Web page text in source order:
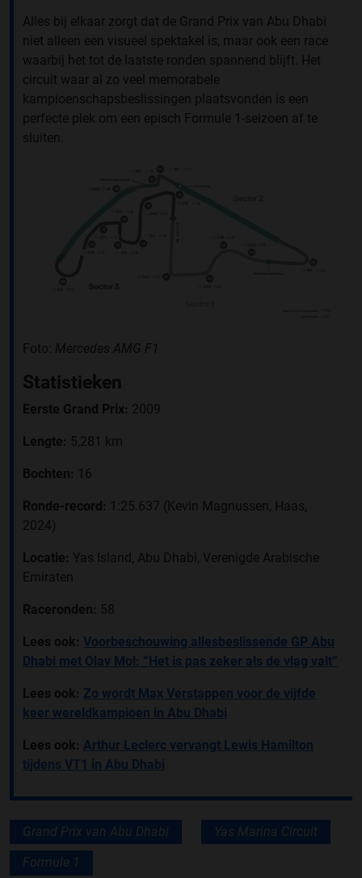
Alles bij elkaar zorgt dat de Grand Prix van Abu Dhabi
niet alleen een visueel spektakel is, maar ook een race
waarbij het tot de laatste ronden spannend blijft. Het
circuit waar al zo veel memorabele
kampioenschapsbeslissingen plaatsvonden is een
perfecte plek om een episch Formule 1-seizoen af te
sluiten.
Foto: Mercedes AMG F1
Statistieken
Eerste Grand Prix: 2009
Lengte: 5,281 km
Bochten: 16
Ronde-record: 1:25.637 (Kevin Magnussen, Haas,
2024)
Locatie: Yas Island, Abu Dhabi, Verenigde Arabische
Emiraten
Raceronden: 58
Lees ook: Voorbeschouwing allesbeslissende GP Abu
Dhabi met Olav Mol: “Het is pas zeker als de vlag valt”
Lees ook: Zo wordt Max Verstappen voor de vijfde
keer wereldkampioen in Abu Dhabi
Lees ook: Arthur Leclerc vervangt Lewis Hamilton
tijdens VT1 in Abu Dhabi
Grand Prix van Abu Dhabi Yas Marina Circuit
Formule 1